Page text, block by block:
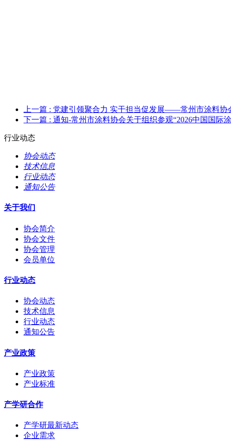
上一篇 : 党建引领聚合力 实干担当促发展——常州市涂料协
下一篇 : 通知-常州市涂料协会关于组织参观“2026中国国际
行业动态
协会动态
技术信息
行业动态
通知公告
关于我们
协会简介
协会文件
协会管理
会员单位
行业动态
协会动态
技术信息
行业动态
通知公告
产业政策
产业政策
产业标准
产学研合作
产学研最新动态
企业需求